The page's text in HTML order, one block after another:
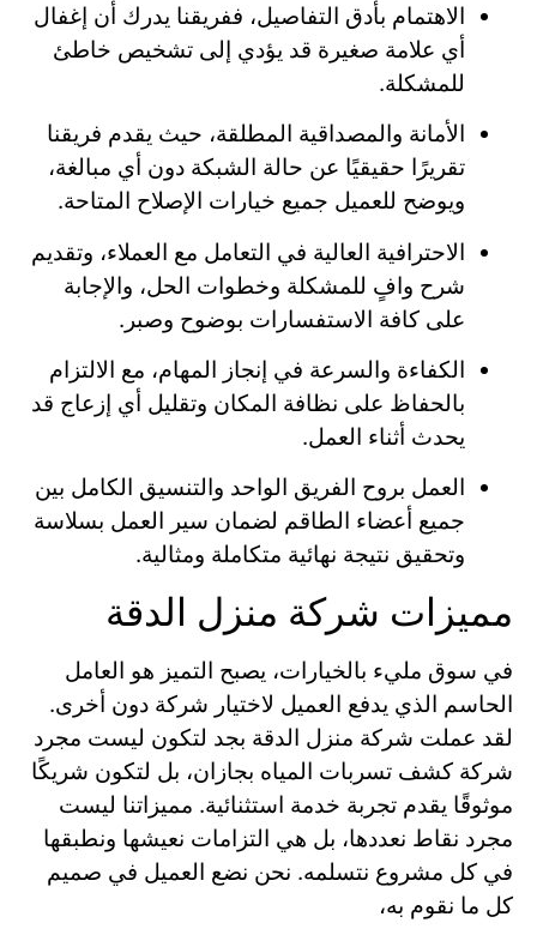
الاهتمام بأدق التفاصيل، ففريقنا يدرك أن إغفال
أي علامة صغيرة قد يؤدي إلى تشخيص خاطئ
للمشكلة.
الأمانة والمصداقية المطلقة، حيث يقدم فريقنا
تقريرًا حقيقيًا عن حالة الشبكة دون أي مبالغة،
ويوضح للعميل جميع خيارات الإصلاح المتاحة.
الاحترافية العالية في التعامل مع العملاء، وتقديم
شرح وافٍ للمشكلة وخطوات الحل، والإجابة
على كافة الاستفسارات بوضوح وصبر.
الكفاءة والسرعة في إنجاز المهام، مع الالتزام
بالحفاظ على نظافة المكان وتقليل أي إزعاج قد
يحدث أثناء العمل.
العمل بروح الفريق الواحد والتنسيق الكامل بين
جميع أعضاء الطاقم لضمان سير العمل بسلاسة
وتحقيق نتيجة نهائية متكاملة ومثالية.
مميزات شركة منزل الدقة
في سوق مليء بالخيارات، يصبح التميز هو العامل
الحاسم الذي يدفع العميل لاختيار شركة دون أخرى.
لقد عملت شركة منزل الدقة بجد لتكون ليست مجرد
شركة كشف تسربات المياه بجازان، بل لتكون شريكًا
موثوقًا يقدم تجربة خدمة استثنائية. مميزاتنا ليست
مجرد نقاط نعددها، بل هي التزامات نعيشها ونطبقها
في كل مشروع نتسلمه. نحن نضع العميل في صميم
كل ما نقوم به،